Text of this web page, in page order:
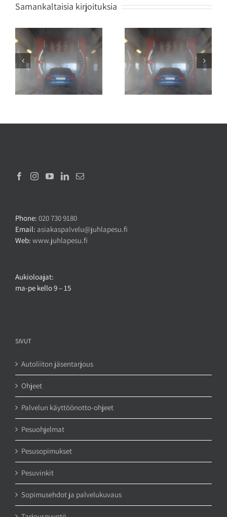
Samankaltaisia kirjoituksia
Näin poistat savun hajun
autosta
Autopesun vaikutus
ajovalojen kirkkauteen
Phone: 020 730 9180
Email: asiakaspalvelu@juhlapesu.fi
Web: www.juhlapesu.fi
Aukioloajat:
ma-pe kello 9 – 15
SIVUT
Autoliiton jäsentarjous
Ohjeet
Palvelun käyttöönotto-ohjeet
Pesuohjelmat
Pesusopimukset
Pesuvinkit
Sopimusehdot ja palvelukuvaus